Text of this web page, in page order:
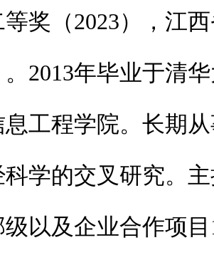
奖（2023），江
。2013年毕业于清
息工程学院。长期
学的交叉研究。
以及企业合作项